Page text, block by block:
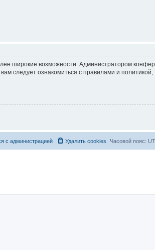
широкие возможности. Администратором
следует ознакомиться с правилами и политикой,
Часовой пояс:
Удалить cookies
с администрацией